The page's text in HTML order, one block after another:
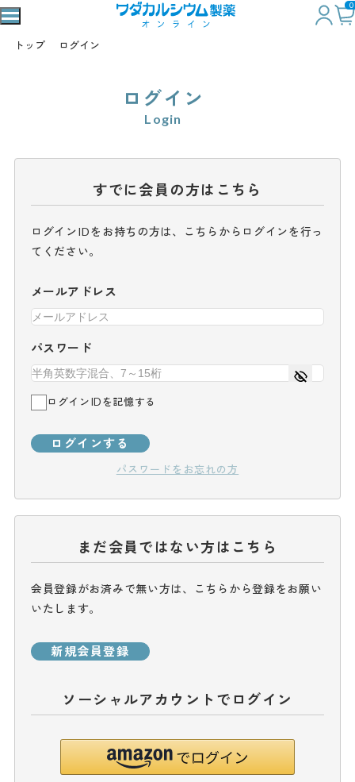
0
トップ ログイン
ログイン
Login
すでに会員の方はこちら
ログインIDをお持ちの方は、こちらからログインを行っ
てください。
メールアドレス
パスワード
ログインIDを記憶する
ログインする
パスワードをお忘れの方
まだ会員ではない方はこちら
会員登録がお済みで無い方は、こちらから登録をお願い
いたします。
新規会員登録
ソーシャルアカウントでログイン